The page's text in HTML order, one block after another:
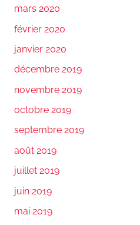
mars 2020
février 2020
janvier 2020
décembre 2019
novembre 2019
octobre 2019
septembre 2019
août 2019
juillet 2019
juin 2019
mai 2019